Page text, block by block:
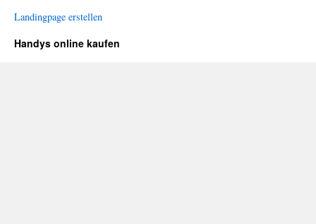
Landingpage erstellen
Handys online kaufen